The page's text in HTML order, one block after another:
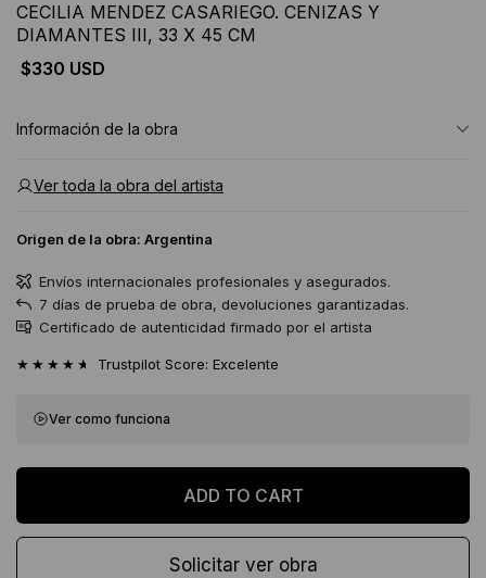
CECILIA MENDEZ CASARIEGO. CENIZAS Y
DIAMANTES III, 33 X 45 CM
$330 USD
Información de la obra
Ver toda la obra del artista
Origen de la obra: Argentina
Envíos internacionales profesionales y asegurados.
7 días de prueba de obra, devoluciones garantizadas.
Certificado de autenticidad firmado por el artista
★★★★★ Trustpilot Score: Excelente
Ver como funciona
Solicitar ver obra